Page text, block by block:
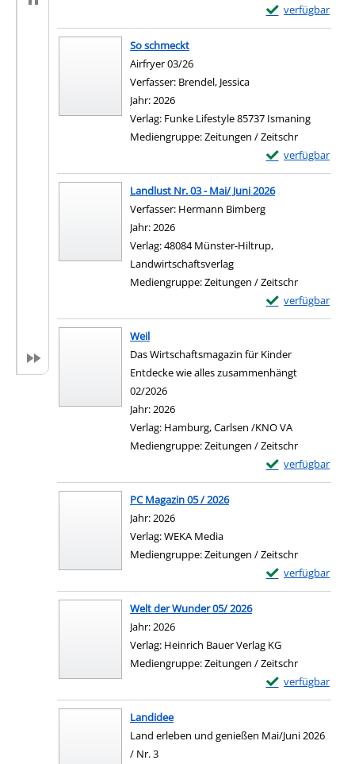
verfügbar
Exemplar-Details
So schmeckt
Airfryer 03/26
Verfasser: Brendel, Jessica
Jahr:2026
Verlag: Funke Lifestyle 85737 Ismaning
Mediengruppe:Zeitungen / Zeitschr
verfügbar
Exemplar-Details
Landlust Nr. 03 - Mai/ Juni 2026
Verfasser: Hermann Bimberg
Jahr:2026
Verlag:48084 Münster-Hiltrup,
Landwirtschaftsverlag
Mediengruppe:Zeitungen / Zeitschr
verfügbar
Exemplar-Details
Weil
Das Wirtschaftsmagazin für Kinder
Entdecke wie alles zusammenhängt
02/2026
Suche nach diesem Verfasser
Jahr:2026
Verlag: Hamburg, Carlsen /KNO VA
Mediengruppe:Zeitungen / Zeitschr
verfügbar
Exemplar-Details
PC Magazin 05 / 2026
Suche nach diesem Verfasser
Jahr:2026
Verlag:WEKA Media
Mediengruppe:Zeitungen / Zeitschr
verfügbar
Exemplar-Details
Welt der Wunder 05/ 2026
Suche nach diesem Verfasser
Jahr:2026
Verlag: Heinrich Bauer Verlag KG
Mediengruppe:Zeitungen / Zeitschr
verfügbar
Exemplar-Details
Landidee
Land erleben und genießen Mai/Juni 2026
/ Nr. 3